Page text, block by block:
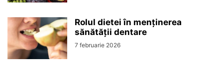
Rolul dietei în menținerea
sănătății dentare
7 februarie 2026